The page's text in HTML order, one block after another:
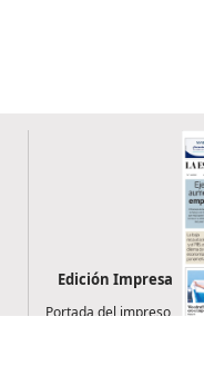
Edición Impresa
Portada del impreso